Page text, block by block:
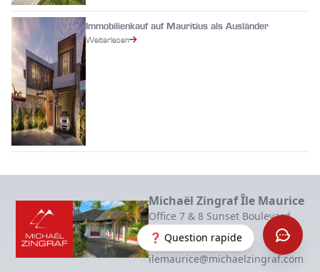
Immobilienkauf auf Mauritius als Ausländer
Weiterlesen
Michaël Zingraf Île Maurice
Office 7 & 8 Sunset Boulevard
30500 Grand Baie
+230 2682970,
ilemaurice@michaelzingraf.com
❓ Question rapide